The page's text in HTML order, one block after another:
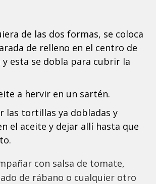
de las dos formas, se coloca
de relleno en el centro de
esta se dobla para cubrir la
a hervir en un sartén.
las tortillas ya dobladas y
el aceite y dejar allí hasta que
con salsa de tomate,
de rábano o cualquier otro